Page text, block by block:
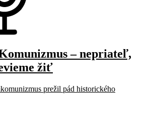
– nepriateľ,
žiť
prežil pád historického